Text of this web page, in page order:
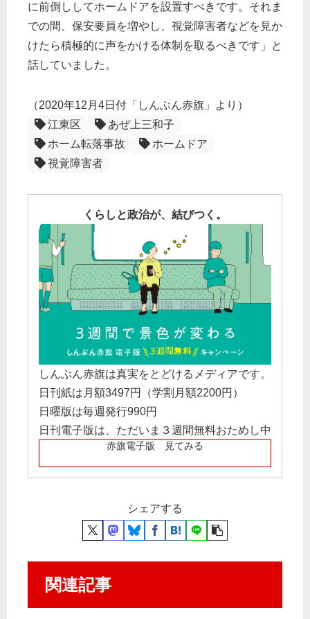
に前倒ししてホームドアを設置すべきです。それま
での間、保安要員を増やし、視覚障害者などを見か
けたら積極的に声をかける体制を取るべきです」と
話していました。
（2020年12月4日付「しんぶん赤旗」より）
江東区
あぜ上三和子
ホーム転落事故
ホームドア
視覚障害者
くらしと政治が、結びつく。
しんぶん赤旗は真実をとどけるメディアです。
日刊紙は月額3497円（学割月額2200円）
日曜版は毎週発行990円
日刊電子版は、ただいま３週間無料おためし中
赤旗電子版 見てみる
シェアする
関連記事